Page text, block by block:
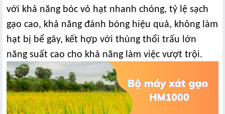
với khả năng bóc vỏ hạt nhanh chóng, tỷ lệ sạch
gạo cao, khả năng đánh bóng hiệu quả, không làm
hạt bị bể gãy, kết hợp với thùng thổi trấu lớn
năng suất cao cho khả năng làm việc vượt trội.